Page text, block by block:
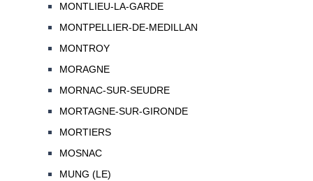
MONTLIEU-LA-GARDE
MONTPELLIER-DE-MEDILLAN
MONTROY
MORAGNE
MORNAC-SUR-SEUDRE
MORTAGNE-SUR-GIRONDE
MORTIERS
MOSNAC
MUNG (LE)